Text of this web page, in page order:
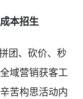
本招生
团、砍价、秒
域营销获客工
苦构思活动内